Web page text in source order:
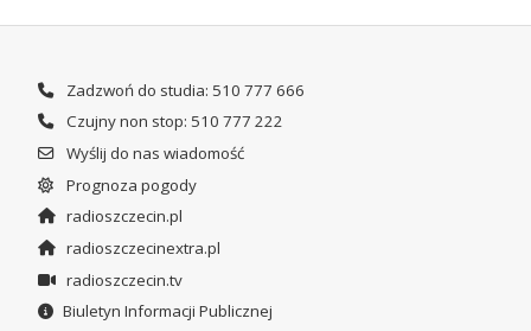
Zadzwoń do studia: 510 777 666
Czujny non stop: 510 777 222
Wyślij do nas wiadomość
Prognoza pogody
radioszczecin.pl
radioszczecinextra.pl
radioszczecin.tv
Biuletyn Informacji Publicznej